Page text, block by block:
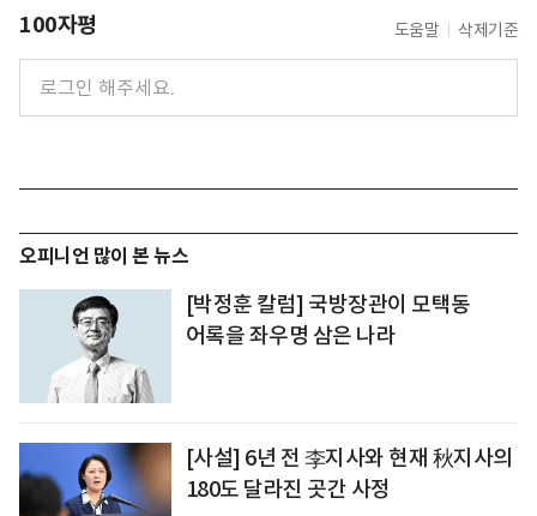
100자평 도움말 삭제기준
오피니언 많이 본 뉴스
[박정훈 칼럼] 국방장관이 모택동
어록을 좌우명 삼은 나라
[사설] 6년 전 李지사와 현재 秋지사의
180도 달라진 곳간 사정